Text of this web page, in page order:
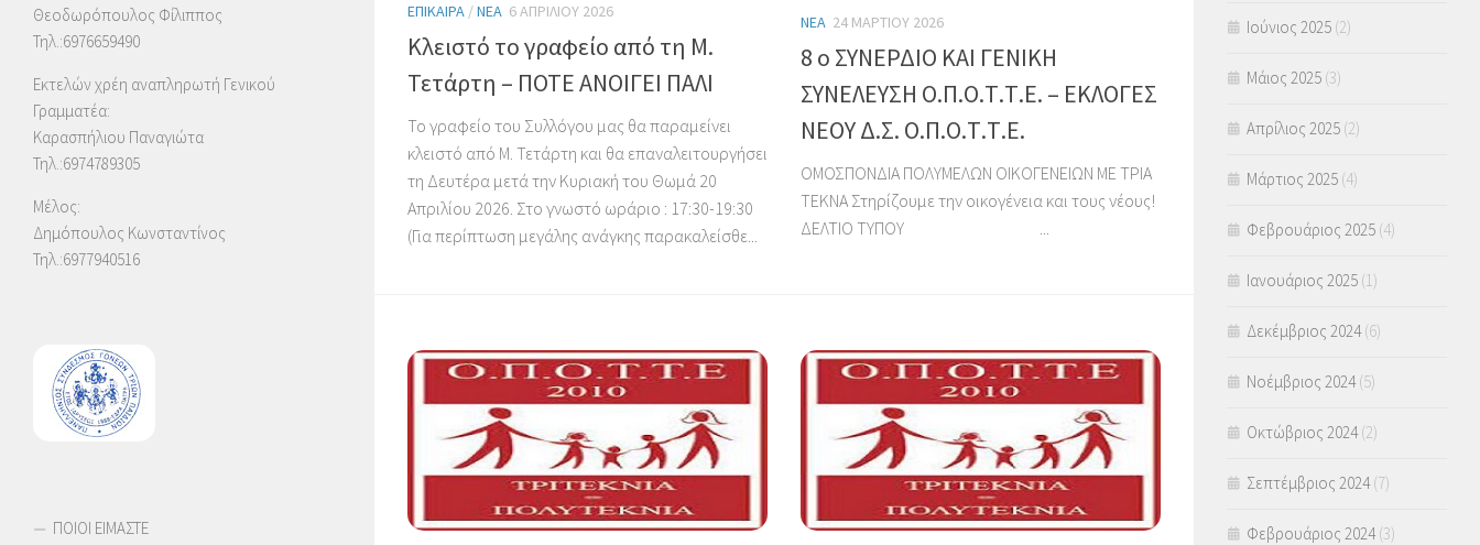
ΕΠΊΚΑΙΡΑ /ΝΈΑ 6 ΑΠΡΙΛΊΟΥ 2026
Κλειστό το γραφείο από τη Μ.
Τετάρτη – ΠΟΤΕ ΑΝΟΙΓΕΙ ΠΑΛΙ
Το γραφείο του Συλλόγου μας θα παραμείνει
κλειστό από Μ. Τετάρτη και θα επαναλειτουργήσει
τη Δευτέρα μετά την Κυριακή του Θωμά 20
Απριλίου 2026. Στο γνωστό ωράριο : 17:30-19:30
(Για περίπτωση μεγάλης ανάγκης παρακαλείσθε...
ΝΈΑ 24 ΜΑΡΤΊΟΥ 2026
8 ο ΣΥΝΕΡΔΙΟ ΚΑΙ ΓΕΝΙΚΗ
ΣΥΝΕΛΕΥΣΗ Ο.Π.Ο.Τ.Τ.Ε. – ΕΚΛΟΓΕΣ
ΝΕΟΥ Δ.Σ. Ο.Π.Ο.Τ.Τ.Ε.
ΟΜΟΣΠΟΝΔΙΑ ΠΟΛΥΜΕΛΩΝ ΟΙΚΟΓΕΝΕΙΩΝ ΜΕ ΤΡΙΑ
ΤΕΚΝΑ Στηρίζουμε την οικογένεια και τους νέους!
ΔΕΛΤΙΟ ΤΥΠΟΥ ...
Θεοδωρόπουλος Φίλιππος
Τηλ.:6976659490
Εκτελών χρέη αναπληρωτή Γενικού
Γραμματέα:
Καρασπήλιου Παναγιώτα
Τηλ.:6974789305
Μέλος:
Δημόπουλος Κωνσταντίνος
Τηλ.:6977940516
ΠΟΙΟΙ ΕΙΜΑΣΤΕ
Ιούνιος 2025 (2)
Μάιος 2025 (3)
Απρίλιος 2025 (2)
Μάρτιος 2025 (4)
Φεβρουάριος 2025 (4)
Ιανουάριος 2025 (1)
Δεκέμβριος 2024(6)
Νοέμβριος 2024(5)
Οκτώβριος 2024(2)
Σεπτέμβριος 2024(7)
Φεβρουάριος 2024(3)